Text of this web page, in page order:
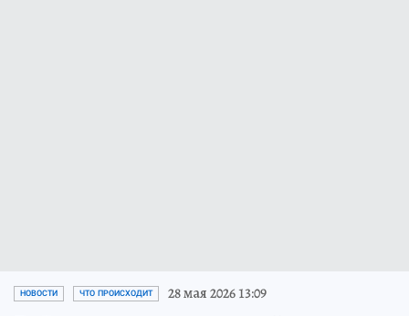
НОВОСТИ ЧТО ПРОИСХОДИТ 28 мая 2026 13:09